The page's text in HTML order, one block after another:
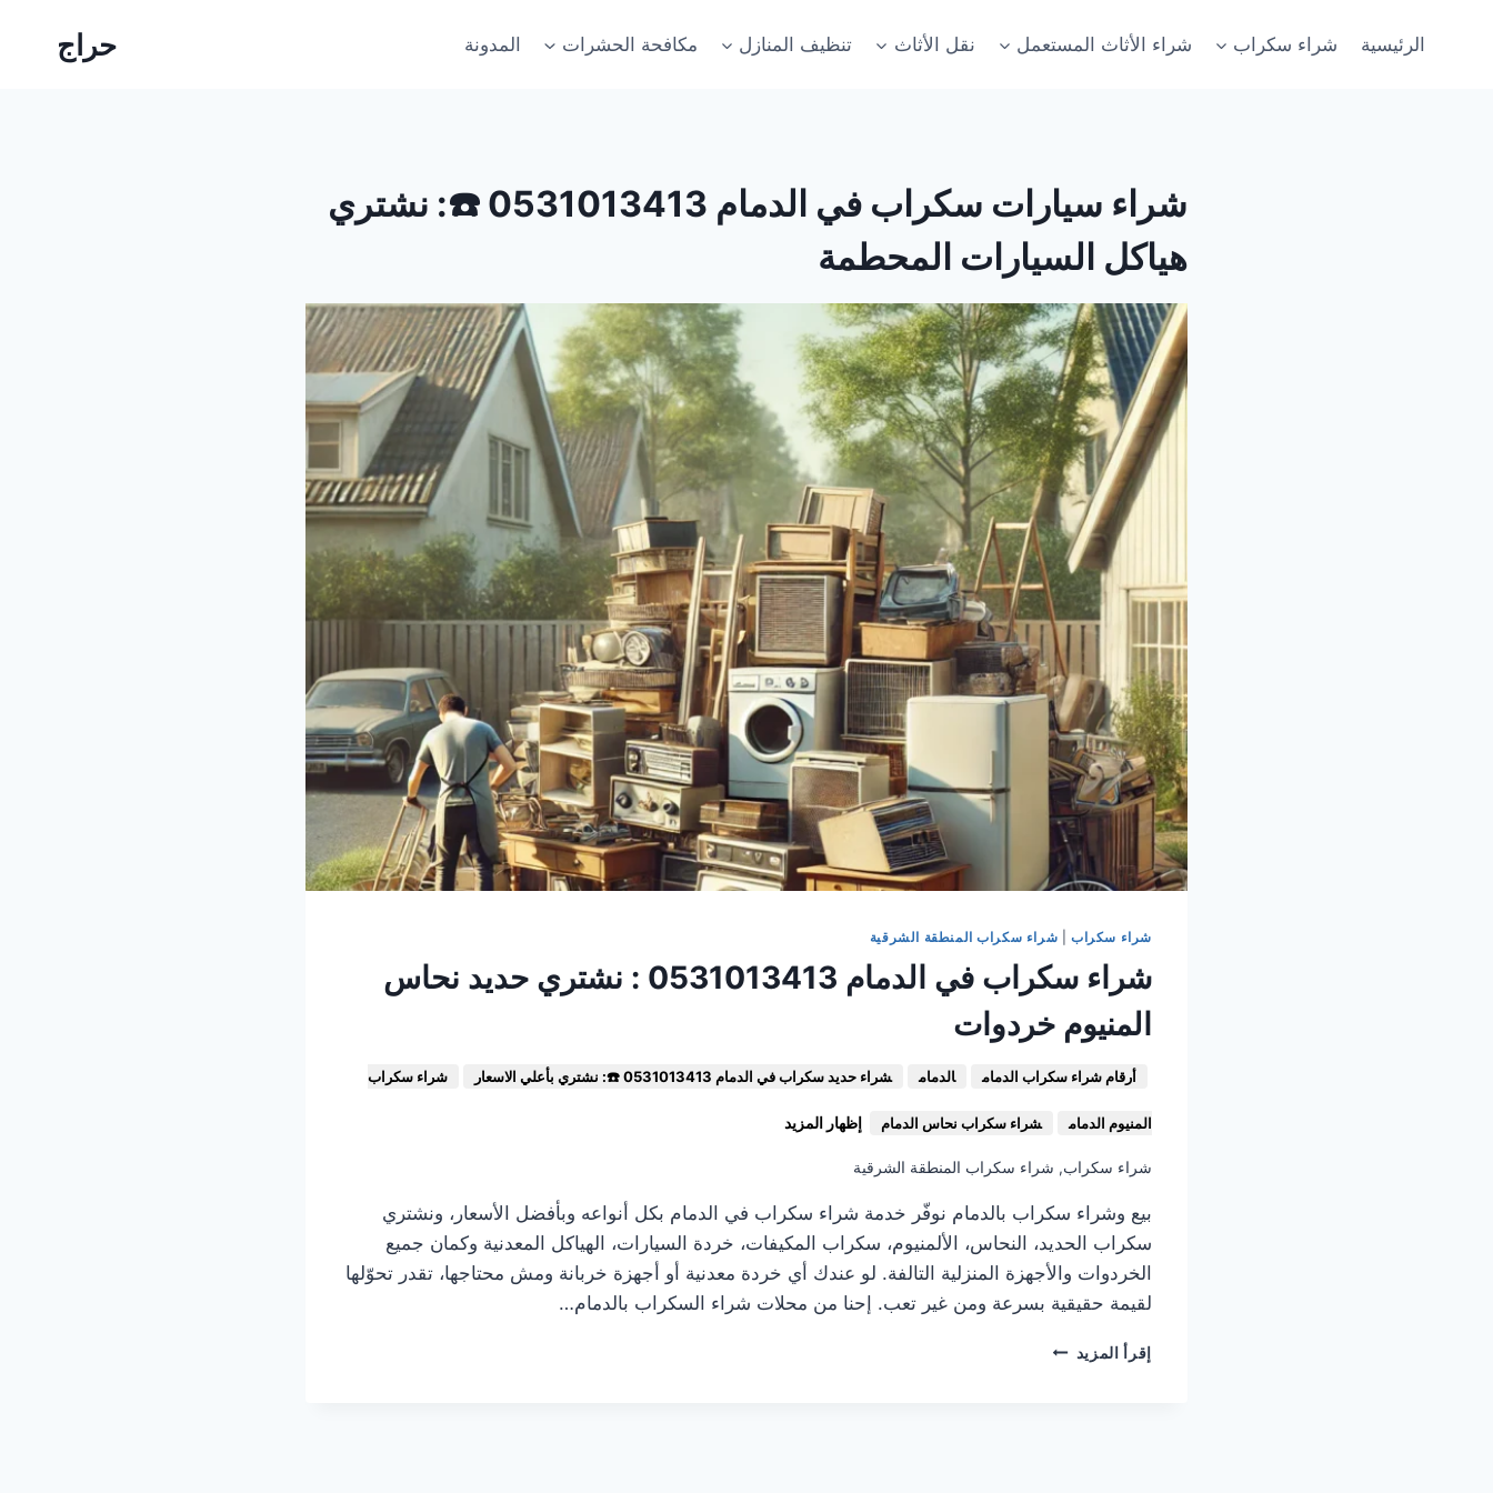
الرئيسية شراء سكراب شراء الأثاث المستعمل نقل الأثاث تنظيف المنازل مكافحة الحشرات المدونة حراج
شراء سيارات سكراب في الدمام 0531013413 ☎️: نشتري
هياكل السيارات المحطمة
شراء سكراب| شراء سكراب المنطقة الشرقية
شراء سكراب في الدمام 0531013413 : نشتري حديد نحاس
المنيوم خردوات
أرقام شراء سكراب الدمام الدمام شراء حديد سكراب في الدمام 0531013413 ☎️: نشتري بأعلي الاسعار شراء سكراب
المنيوم الدمام شراء سكراب نحاس الدمام إظهار المزيد
شراء سكراب, شراء سكراب المنطقة الشرقية
بيع وشراء سكراب بالدمام نوفّر خدمة شراء سكراب في الدمام بكل أنواعه وبأفضل الأسعار، ونشتري
سكراب الحديد، النحاس، الألمنيوم، سكراب المكيفات، خردة السيارات، الهياكل المعدنية وكمان جميع
الخردوات والأجهزة المنزلية التالفة. لو عندك أي خردة معدنية أو أجهزة خربانة ومش محتاجها، تقدر تحوّلها
لقيمة حقيقية بسرعة ومن غير تعب. إحنا من محلات شراء السكراب بالدمام…
إقرأ المزيد شراء